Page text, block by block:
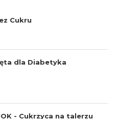
Cukru
dla Diabetyka
- Cukrzyca na talerzu